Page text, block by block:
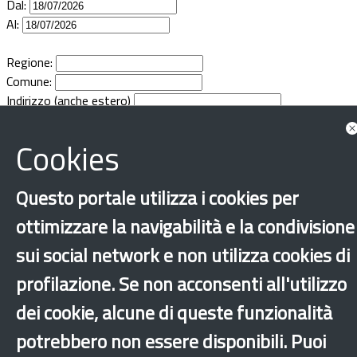
Documenti
Bandi
Guide
Dal:
Al:
Regione:
Comune:
Indirizzo (anche estero)
Cookies
Questo portale utilizza i cookies per
ottimizzare la navigabilità e la condivisione
sui social network e non utilizza cookies di
profilazione. Se non acconsenti all'utilizzo
dei cookie, alcune di queste funzionalità
potrebbero non essere disponibili. Puoi